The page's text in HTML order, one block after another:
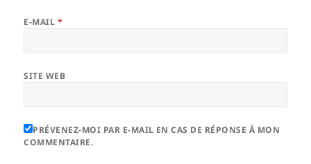
E-MAIL *
SITE WEB
PRÉVENEZ-MOI PAR E-MAIL EN CAS DE RÉPONSE À MON
COMMENTAIRE.